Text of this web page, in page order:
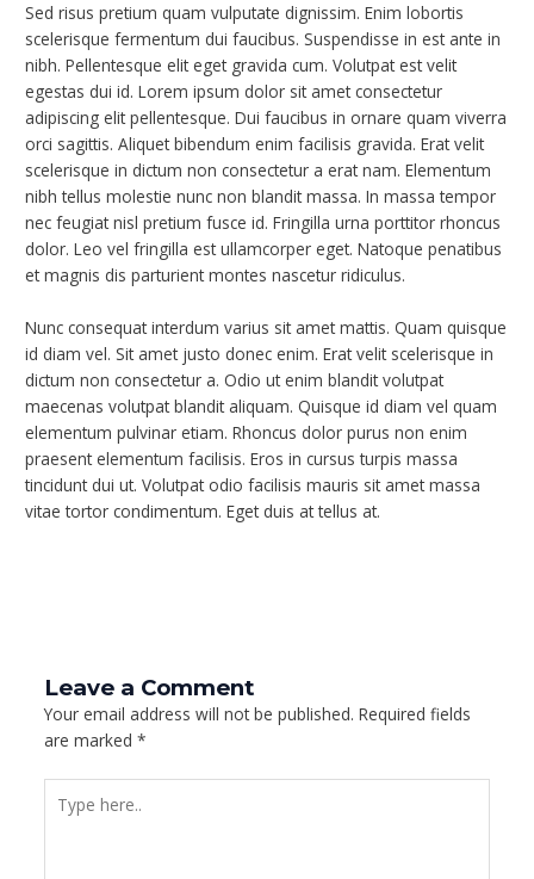
Sed risus pretium quam vulputate dignissim. Enim lobortis
scelerisque fermentum dui faucibus. Suspendisse in est ante in
nibh. Pellentesque elit eget gravida cum. Volutpat est velit
egestas dui id. Lorem ipsum dolor sit amet consectetur
adipiscing elit pellentesque. Dui faucibus in ornare quam viverra
orci sagittis. Aliquet bibendum enim facilisis gravida. Erat velit
scelerisque in dictum non consectetur a erat nam. Elementum
nibh tellus molestie nunc non blandit massa. In massa tempor
nec feugiat nisl pretium fusce id. Fringilla urna porttitor rhoncus
dolor. Leo vel fringilla est ullamcorper eget. Natoque penatibus
et magnis dis parturient montes nascetur ridiculus.
Nunc consequat interdum varius sit amet mattis. Quam quisque
id diam vel. Sit amet justo donec enim. Erat velit scelerisque in
dictum non consectetur a. Odio ut enim blandit volutpat
maecenas volutpat blandit aliquam. Quisque id diam vel quam
elementum pulvinar etiam. Rhoncus dolor purus non enim
praesent elementum facilisis. Eros in cursus turpis massa
tincidunt dui ut. Volutpat odio facilisis mauris sit amet massa
vitae tortor condimentum. Eget duis at tellus at.
Leave a Comment
Your email address will not be published. Required fields
are marked *
here..